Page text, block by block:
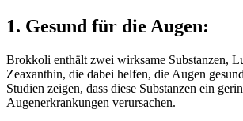
1. Gesund für die Augen:
Brokkoli enthält zwei wirksame Substanzen,
Zeaxanthin, die dabei helfen, die Augen
Studien zeigen, dass diese Substanzen ein
Augenerkrankungen verursachen.